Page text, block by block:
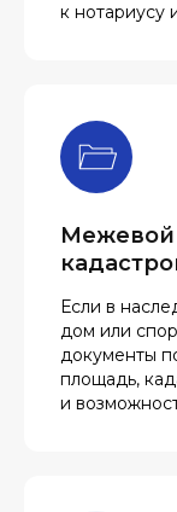
к нотариусу
Межевой
Если в
дом или
документы
площадь,
и